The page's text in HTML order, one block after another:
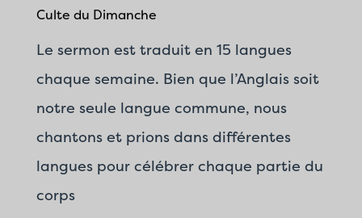
Culte du Dimanche
Le sermon est traduit en 15 langues
chaque semaine. Bien que l’Anglais soit
notre seule langue commune, nous
chantons et prions dans différentes
langues pour célébrer chaque partie du
corps